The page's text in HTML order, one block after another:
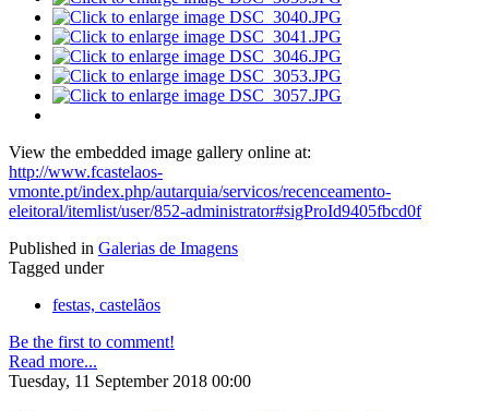
View the embedded image gallery online at:
http://www.fcastelaos-
vmonte.pt/index.php/autarquia/servicos/recenceamento-
eleitoral/itemlist/user/852-administrator#sigProId9405fbcd0f
Published in Galerias de Imagens
Tagged under
festas, castelãos
Be the first to comment!
Read more...
Tuesday, 11 September 2018 00:00